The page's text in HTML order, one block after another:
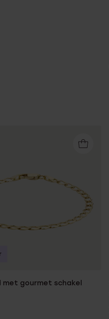
met gourmet schakel